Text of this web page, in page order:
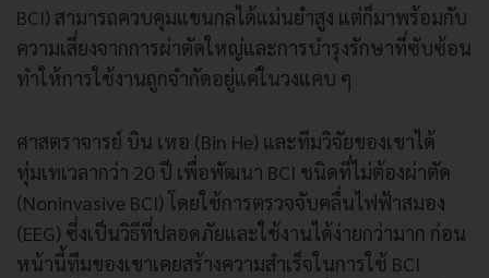
BCI) สามารถควบคุมแขนกลได้แม่นยำสูง แต่ก็มาพร้อมกับ
ความเสี่ยงจากการผ่าตัดใหญ่และการบำรุงรักษาที่ซับซ้อน
ทำให้การใช้งานถูกจำกัดอยู่แค่ในวงแคบ ๆ
ศาสตราจารย์ บิน เหอ (Bin He) และทีมวิจัยของเขาได้
ทุ่มเทเวลากว่า 20 ปี เพื่อพัฒนา BCI ชนิดที่ไม่ต้องผ่าตัด
(Noninvasive BCI) โดยใช้การตรวจจับคลื่นไฟฟ้าสมอง
(EEG) ซึ่งเป็นวิธีที่ปลอดภัยและใช้งานได้ง่ายกว่ามาก ก่อน
หน้านี้ทีมของเขาเคยสร้างความสำเร็จในการใช้ BCI